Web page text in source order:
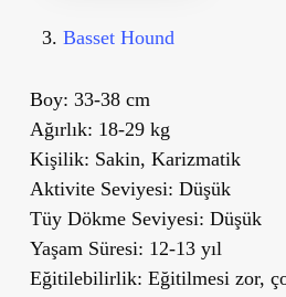
Basset Hound
Boy: 33-38 cm
Ağırlık: 18-29 kg
Kişilik: Sakin, Karizmatik
Aktivite Seviyesi: Düşük
Tüy Dökme Seviyesi: Düşük
Yaşam Süresi: 12-13 yıl
Eğitilebilirlik: Eğitilmesi zor,